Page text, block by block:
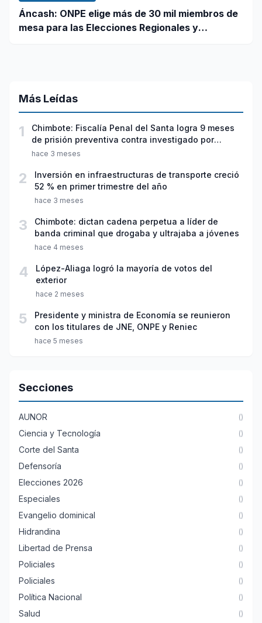
Áncash: ONPE elige más de 30 mil miembros de
mesa para las Elecciones Regionales y
Más Leídas
1
Chimbote: Fiscalía Penal del Santa logra 9 meses
de prisión preventiva contra investigado por
violación sexual y tentativa de feminicidio
hace 3 meses
2
Inversión en infraestructuras de transporte creció
52 % en primer trimestre del año
hace 3 meses
3
Chimbote: dictan cadena perpetua a líder de
banda criminal que drogaba y ultrajaba a jóvenes
hace 4 meses
4
López-Aliaga logró la mayoría de votos del
exterior
hace 2 meses
5
Presidente y ministra de Economía se reunieron
con los titulares de JNE, ONPE y Reniec
hace 5 meses
Secciones
AUNOR ()
Ciencia y Tecnología ()
Corte del Santa ()
Defensoría ()
Elecciones 2026 ()
Especiales ()
Evangelio dominical ()
Hidrandina ()
Libertad de Prensa ()
Policiales ()
Policiales ()
Política Nacional ()
Salud ()